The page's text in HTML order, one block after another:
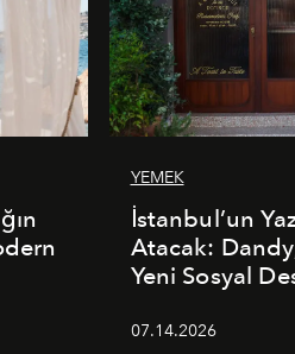
YEMEK
İstanbul’un
Atacak:
Yeni Sosyal
07.14.2026